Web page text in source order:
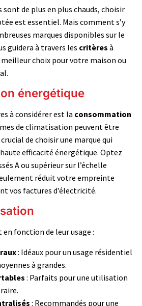
sont de plus en plus chauds, choisir
est essentiel. Mais comment s’y
marques disponibles sur le
guidera à travers les critères à
choix pour votre maison ou
énergétique
à considérer est la consommation
de climatisation peuvent être
de choisir une marque qui
efficacité énergétique. Optez
A ou supérieur sur l’échelle
réduit votre empreinte
vos factures d’électricité.
fonction de leur usage :
: Idéaux pour un usage résidentiel
à grandes.
: Parfaits pour une utilisation
: Recommandés pour une